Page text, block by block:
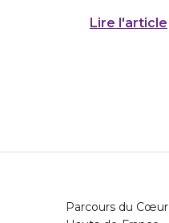
Lire l'article
Parcours du Cœur